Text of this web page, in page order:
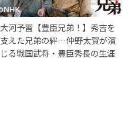
大河予習【豊臣兄弟！】秀吉を
支えた兄弟の絆…仲野太賀が演
じる戦国武将・豊臣秀長の生涯